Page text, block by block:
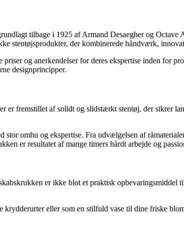
tilbage i 1925 af Armand Desaegher og
stentøjsprodukter, der kombinerede håndværk,
og anerkendelser for deres ekspertise inden for
designprincipper.
fremstillet af solidt og slidstærkt stentøj, der sikrer
omhu og ekspertise. Fra udvælgelsen af
er resultatet af mange timers hårdt arbejde og
er ikke blot et praktisk opbevaringsmiddel
eller som en stilfuld vase til dine friske